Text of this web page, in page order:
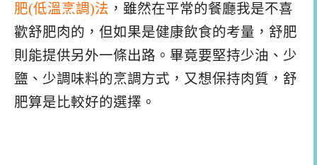
肥(低溫烹調)法 ，雖然在平常的餐廳我是不喜
歡舒肥肉的，但如果是健康飲食的考量，舒肥
則能提供另外一條出路。畢竟要堅持少油、少
鹽、少調味料的烹調方式，又想保持肉質，舒
肥算是比較好的選擇。